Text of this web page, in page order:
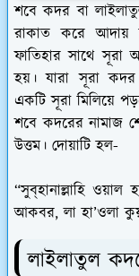
শবে কদর বা
রাকাত করে আদায়
ফাতিহার সাথে
হয়। যারা সূরা কদর
একটি সূরা মিলিয়ে
শবে কদরের নামাজ
উত্তম। দোয়াটি হল-
“সুব্‌হানাল্লাহি ওয়াল
আকবর, লা হা’ওলা
লাইলাতুল